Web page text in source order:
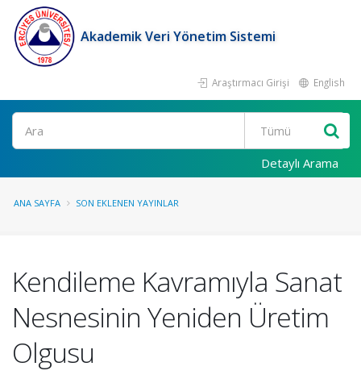
Akademik Veri Yönetim Sistemi
Araştırmacı Girişi English
Ara
Detaylı Arama
ANA SAYFA SON EKLENEN YAYINLAR
Kendileme Kavramıyla Sanat
Nesnesinin Yeniden Üretim
Olgusu